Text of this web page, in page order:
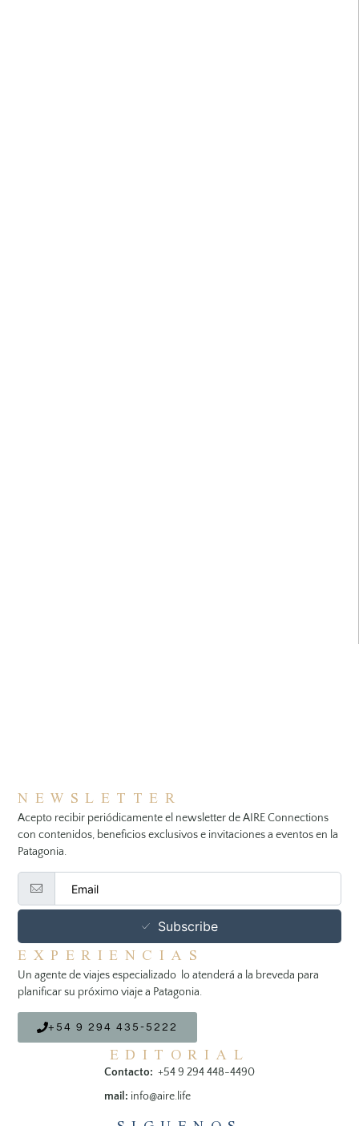
NEWSLETTER
Acepto recibir periódicamente el newsletter de AIRE Connections
con contenidos, beneficios exclusivos e invitaciones a eventos en la
Patagonia.
Subscribe
EXPERIENCIAS
Un agente de viajes especializado lo atenderá a la breveda para
planificar su próximo viaje a Patagonia.
+54 9 294 435-5222
EDITORIAL
Contacto: +54 9 294 448-4490
mail: info@aire.life